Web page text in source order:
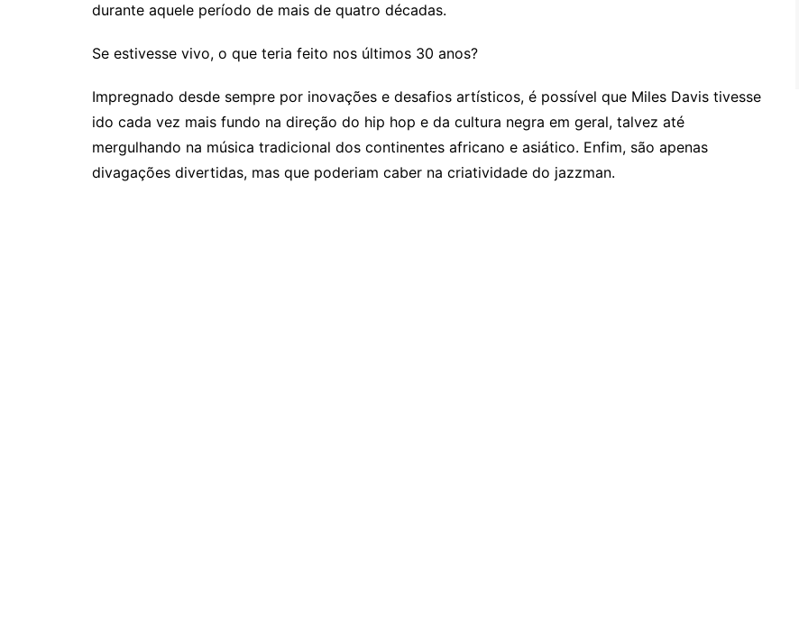
durante aquele período de mais de quatro décadas.
Se estivesse vivo, o que teria feito nos últimos 30 anos?
Impregnado desde sempre por inovações e desafios artísticos, é possível que Miles Davis tivesse
ido cada vez mais fundo na direção do hip hop e da cultura negra em geral, talvez até
mergulhando na música tradicional dos continentes africano e asiático. Enfim, são apenas
divagações divertidas, mas que poderiam caber na criatividade do jazzman.